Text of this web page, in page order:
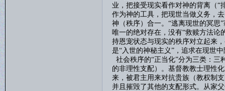
业，把接受现实看作对神的背离（“
作为神的工具，把现世当做义务，
神（秩序）合一。“逃离现世的冥思
唯一的绝对存在，没有“救赎方法论
持恩宠状态与现实的秩序对立起来
是“入世的神秘主义”，追求在现世
社会秩序的“正当化”分为三类：三
的非理性支配）。基督教教士理性
来，被君主用来对抗贵族（教权制
并且摧毁了其他的支配形式。从家